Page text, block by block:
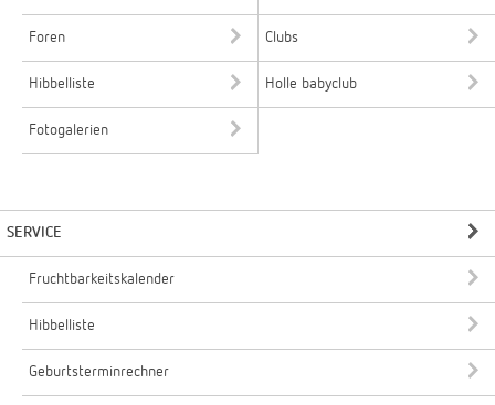
Foren Clubs
Hibbelliste Holle babyclub
Fotogalerien
SERVICE
Fruchtbarkeitskalender
Hibbelliste
Geburtsterminrechner